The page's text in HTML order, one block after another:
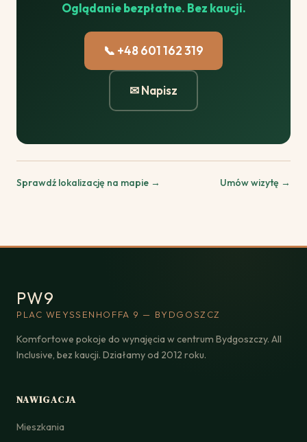
Oglądanie bezpłatne. Bez kaucji.
📞 +48 601 162 319
✉ Napisz
Sprawdź lokalizację na mapie → Umów wizytę →
PW9
PLAC WEYSSENHOFFA 9 — BYDGOSZCZ
Komfortowe pokoje do wynajęcia w centrum Bydgoszczy. All
Inclusive, bez kaucji. Działamy od 2012 roku.
NAWIGACJA
Mieszkania